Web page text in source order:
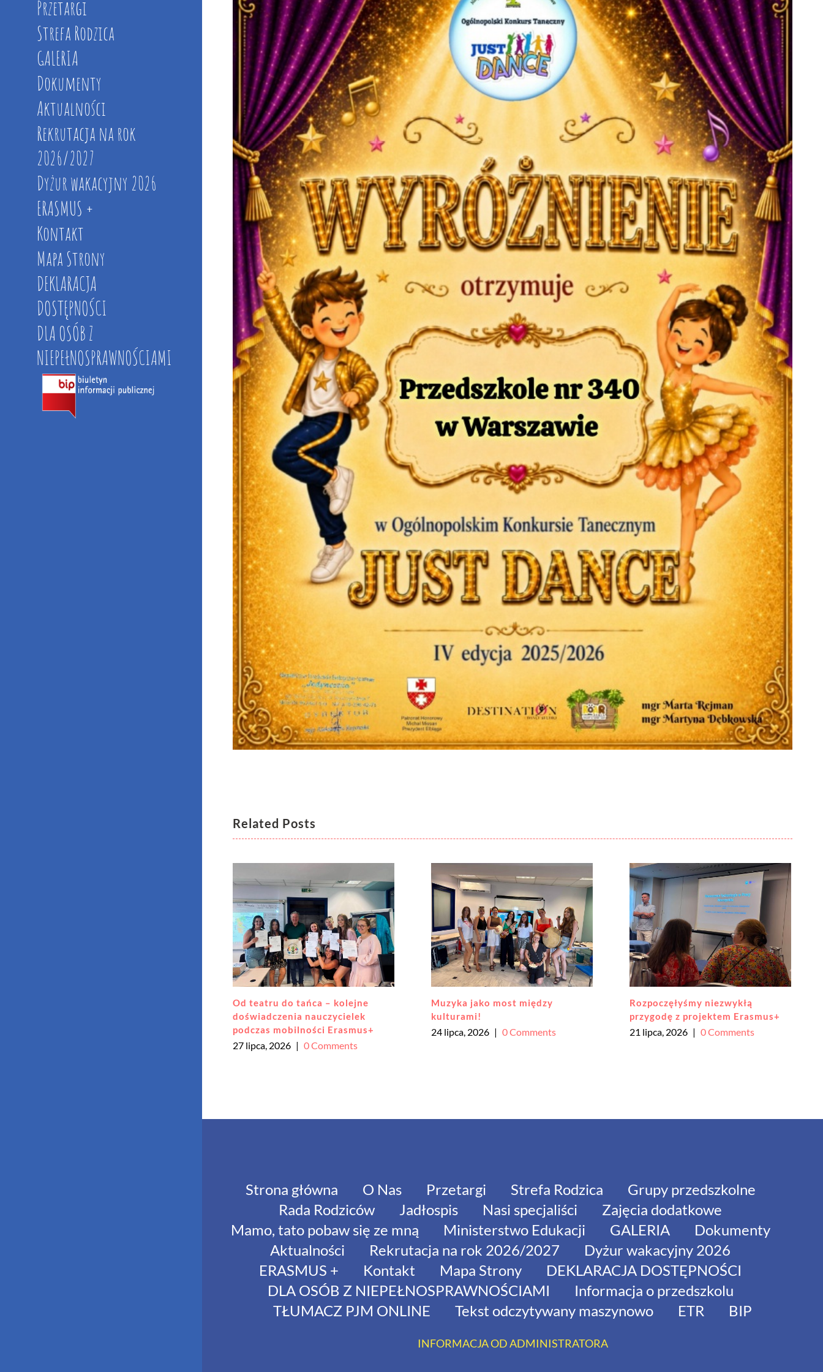
Przetargi
Strefa Rodzica
GALERIA
Dokumenty
Aktualności
Rekrutacja na rok
2026/2027
Dyżur wakacyjny 2026
ERASMUS +
Kontakt
Mapa Strony
DEKLARACJA
DOSTĘPNOŚCI
DLA OSÓB Z
NIEPEŁNOSPRAWNOŚCIAMI
Related Posts
Muzyka jako most między
kulturami!
24 lipca, 2026 | 0 Comments
Rozpoczęłyśmy niezwykłą
przygodę z projektem Erasmus+
21 lipca, 2026 | 0 Comments
Liderki i Liderzy przedszkolne
edukacji cyfrowej Mazowsze
18 czerwca, 2026 | 0 Comments
Rada Rodziców
Jadłospis Nasi specjaliści
Zajęcia dodatkowe
Mamo, tato pobaw się ze mną
Ministerstwo Edukacji GALERIA
Dokumenty
Aktualności
Rekrutacja na rok 2026/2027
Dyżur wakacyjny 2026
ERASMUS +
Kontakt Mapa Strony
DEKLARACJA DOSTĘPNOŚCI
DLA OSÓB Z NIEPEŁNOSPRAWNOŚCIAMI
Informacja o przedszkolu
TŁUMACZ PJM ONLINE
Tekst odczytywany maszynowo ETR BIP